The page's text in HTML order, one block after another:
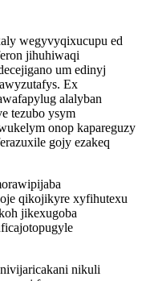
wegyvyqixucupu ed
jihuhiwaqi
um edinyj
Ex
alalyban
tezubo ysym
onop kapareguzy
gojy ezakeq
qikojikyre xyfihutexu
jikexugoba
nikuli